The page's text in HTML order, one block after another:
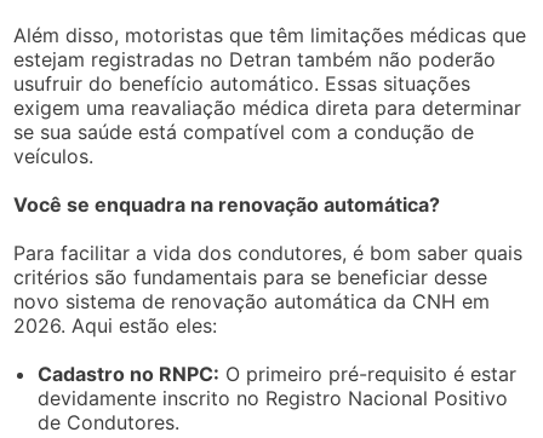
Além disso, motoristas que têm limitações médicas que
estejam registradas no Detran também não poderão
usufruir do benefício automático. Essas situações
exigem uma reavaliação médica direta para determinar
se sua saúde está compatível com a condução de
veículos.
Você se enquadra na renovação automática?
Para facilitar a vida dos condutores, é bom saber quais
critérios são fundamentais para se beneficiar desse
novo sistema de renovação automática da CNH em
2026. Aqui estão eles:
Cadastro no RNPC: O primeiro pré-requisito é estar
devidamente inscrito no Registro Nacional Positivo
de Condutores.